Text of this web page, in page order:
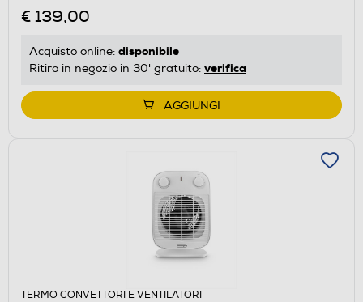
€ 139,00
Acquisto online: disponibile
Ritiro in negozio in 30' gratuito: verifica
AGGIUNGI
TERMO CONVETTORI E VENTILATORI